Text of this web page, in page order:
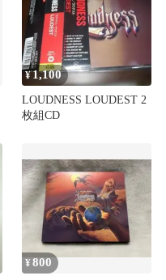
¥1,100
LOUDNESS LOUDEST 2
枚組CD
¥800